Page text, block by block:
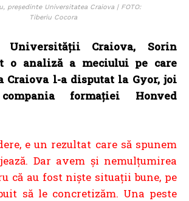
președinte Universitatea Craiova | FOTO:
Tiberiu Cocora
Universităţii Craiova, Sorin
o analiză a meciului pe care
Craiova l-a disputat la Gyor, joi
formației Honved
e un rezultat care să spunem
Dar avem şi nemulţumirea
că au fost nişte situaţii bune, pe
să le concretizăm. Una peste